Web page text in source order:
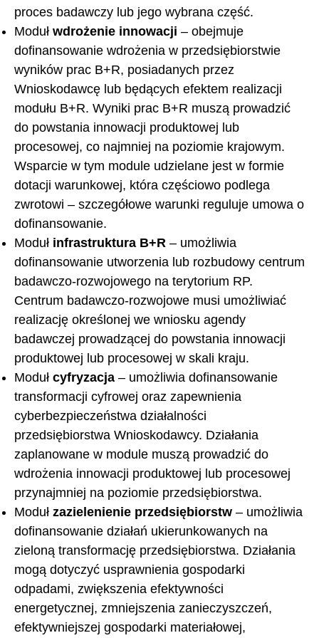
proces badawczy lub jego wybrana część.
Moduł wdrożenie innowacji – obejmuje
dofinansowanie wdrożenia w przedsiębiorstwie
wyników prac B+R, posiadanych przez
Wnioskodawcę lub będących efektem realizacji
modułu B+R. Wyniki prac B+R muszą prowadzić
do powstania innowacji produktowej lub
procesowej, co najmniej na poziomie krajowym.
Wsparcie w tym module udzielane jest w formie
dotacji warunkowej, która częściowo podlega
zwrotowi – szczegółowe warunki reguluje umowa o
dofinansowanie.
Moduł infrastruktura B+R – umożliwia
dofinansowanie utworzenia lub rozbudowy centrum
badawczo-rozwojowego na terytorium RP.
Centrum badawczo-rozwojowe musi umożliwiać
realizację określonej we wniosku agendy
badawczej prowadzącej do powstania innowacji
produktowej lub procesowej w skali kraju.
Moduł cyfryzacja – umożliwia dofinansowanie
transformacji cyfrowej oraz zapewnienia
cyberbezpieczeństwa działalności
przedsiębiorstwa Wnioskodawcy. Działania
zaplanowane w module muszą prowadzić do
wdrożenia innowacji produktowej lub procesowej
przynajmniej na poziomie przedsiębiorstwa.
Moduł zazielenienie przedsiębiorstw – umożliwia
dofinansowanie działań ukierunkowanych na
zieloną transformację przedsiębiorstwa. Działania
mogą dotyczyć usprawnienia gospodarki
odpadami, zwiększenia efektywności
energetycznej, zmniejszenia zanieczyszczeń,
efektywniejszej gospodarki materiałowej,